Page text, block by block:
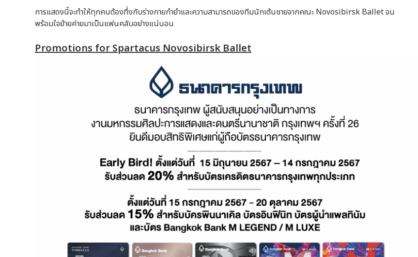
การแสดงนี้จะทำให้ทุกคนต้องทึ่งกับร่างกายกำยำและความสามารถของทีมนักเต้นชายจากคณะ Novosibirsk Ballet จน
พร้อมใจย้ายค่ายมาเป็นแฟนคลับอย่างแน่นอน
Promotions for Spartacus Novosibirsk Ballet